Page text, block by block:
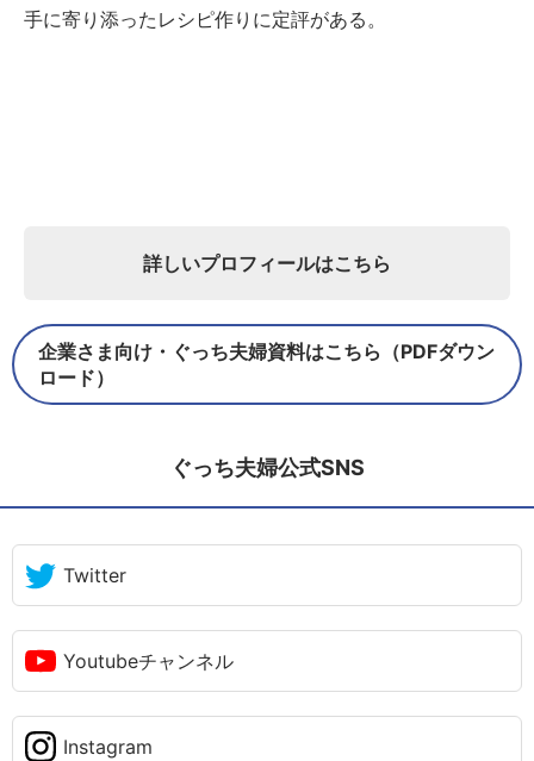
手に寄り添ったレシピ作りに定評がある。
詳しいプロフィールはこちら
企業さま向け・ぐっち夫婦資料はこちら（PDFダウン
ロード）
ぐっち夫婦公式SNS
Twitter
Youtubeチャンネル
Instagram